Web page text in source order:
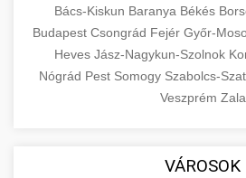
digital agency
View Top Models
High-quality backlink
boost your website's
engine rankings. White-hat
📦 5. termékek
economics and business.
💶 6. eus pénzek
Bács-Kiskun Baranya Békés
Budapest Csongrád Fejér Győr-
Heves Jász-Nagykun-Szolnok
Nógrád Pest Somogy Szabolcs-
Veszprém Zala
VÁROSOK